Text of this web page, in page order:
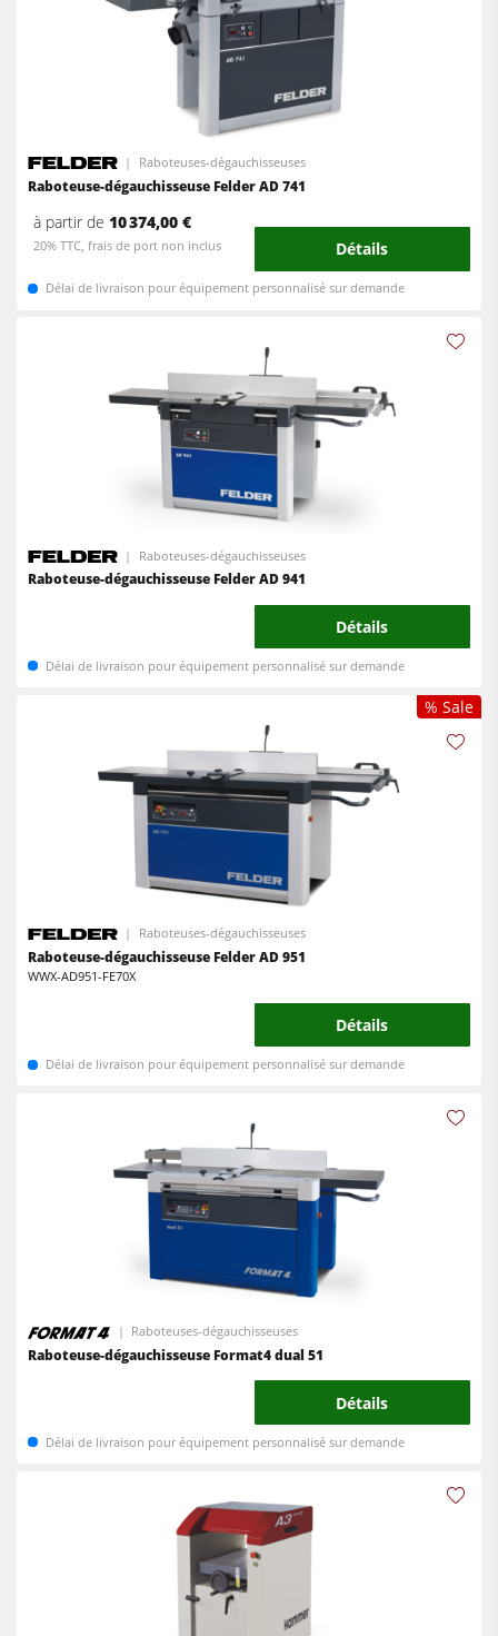
Raboteuses-dégauchisseuses
Raboteuse-dégauchisseuse Felder AD 741
à partir de10 374,00 €
20% TTC, frais de port non inclus Détails
Délai de livraison pour équipement personnalisé sur demande
Raboteuses-dégauchisseuses
Raboteuse-dégauchisseuse Felder AD 941
Détails
Délai de livraison pour équipement personnalisé sur demande
% Sale
Raboteuses-dégauchisseuses
Raboteuse-dégauchisseuse Felder AD 951
WWX-AD951-FE70X
Détails
Délai de livraison pour équipement personnalisé sur demande
Raboteuses-dégauchisseuses
Raboteuse-dégauchisseuse Format4 dual 51
Détails
Délai de livraison pour équipement personnalisé sur demande